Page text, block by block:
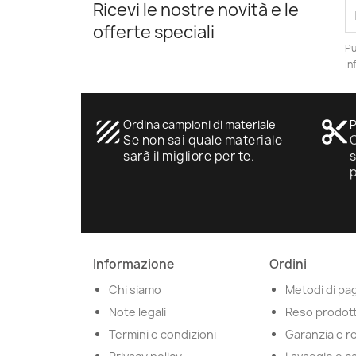
Ricevi le nostre novità e le
offerte speciali
texture Ordina campioni di materiale
Se non sai quale materiale
sarà il migliore per te.
content_cut
Informazione
Chi siamo
Note legali
Termini e condizioni
Ordini
Metodi di
Reso
Garanzia e